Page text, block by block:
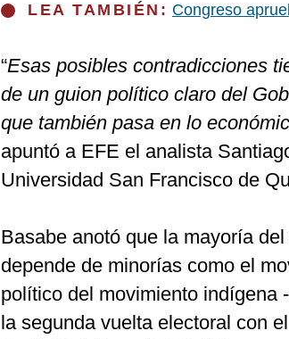
LEA TAMBIÉN: Congreso
“Esas posibles contradicciones
de un guion político claro del
que también pasa en lo
apuntó a EFE el analista
Universidad San Francisco de
Basabe anotó que la mayoría
depende de minorías como el
político del movimiento indígena
la segunda vuelta electoral con